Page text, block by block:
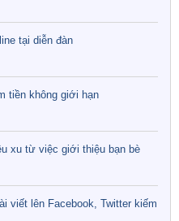
tại diễn đàn
tiền không giới hạn
xu từ việc giới thiệu bạn bè
viết lên Facebook, Twitter kiếm